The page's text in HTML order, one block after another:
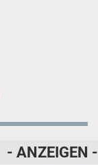
- ANZEIGEN -